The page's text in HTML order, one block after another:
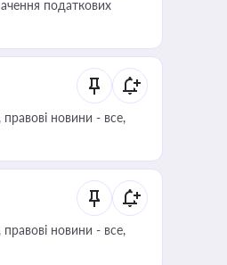
податкових
новини - все,
новини - все,